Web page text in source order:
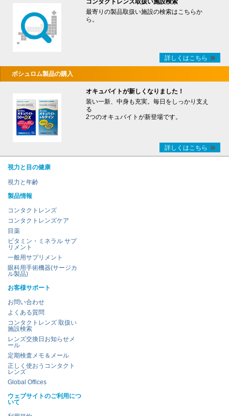
コンタクトレンズ取扱い施設検索
最寄りの製品取扱い施設の検索はこちらか
ら。
詳しくはこちら
ボシュロム製品の購入
オキュバイトが新しくなりました！
装い一新、中身も充実。毎日をしっかり支え
る
2つのオキュバイトが新登場です。
詳しくはこちら
視力と目の健康
視力と年齢
製品情報
コンタクトレンズ
コンタクトレンズケア
目薬
ビタミン・ミネラル サプ
リメント
一般用サプリメント
眼科用手術機器(サージカ
ル製品)
お客様サポート
お問い合わせ
よくある質問
コンタクトレンズ 取扱い
施設検索
レンズ交換日お知らせメ
ール
定期検査メモ＆メール
正しく使おうコンタクト
レンズ
Global Offices
ウェブサイトのご利用につ
いて